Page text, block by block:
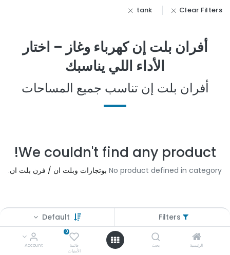
Filters
Default
الرئيسية بحث
0
قائمة
الأمنيات
Account
Clear Filters
tank
أفران بلت إن كهرباء وغاز – اختار
الأداء اللي يناسبك
أفران بلت إن تناسب جميع المساحات
We couldn't find any product!
No product defined in category بوتجازات وبلت ان / فرن بلت ان.
عوض سراج